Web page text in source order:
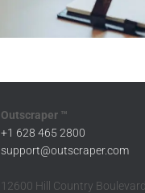
Outscraper ™
+1 628 465 2800
support@outscraper.com
12600 Hill Country Boulevard,